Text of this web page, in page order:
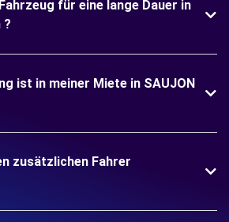
für eine lange Dauer in
?
ist in meiner Miete in SAUJON
zusätzlichen Fahrer